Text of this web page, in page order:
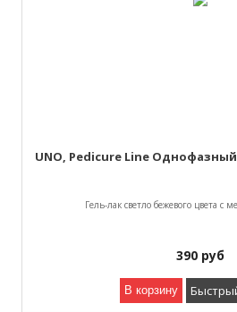
UNO, Pedicure Line
Гель-лак светло бежевого цвета
390 руб
В корзину